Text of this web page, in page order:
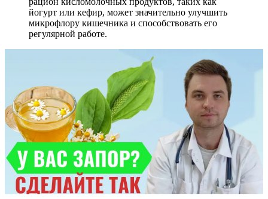
йогурт или кефир, может значительно улучшить
микрофлору кишечника и способствовать его
регулярной работе.